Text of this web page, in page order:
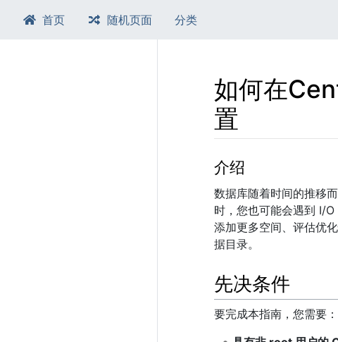
首页 随机页面 分类
如何在
置
跳转至：
介绍
数据库随着时间的推移
时，您也可能会遇到 I/
添加更多空间、评估优
据目录。
先决条件
要完成本指南，您需要：